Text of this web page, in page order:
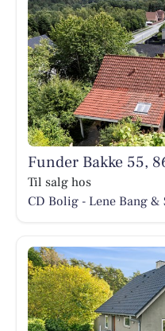
Funder Bakke 55,
Til salg hos
CD Bolig - Lene Bang &